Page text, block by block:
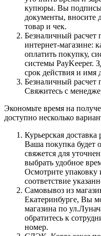
купюры. Вы
документы, вносите
товар и чек.
Безналичный
интернет-магазине:
оплатить покупку,
системы PayKeeper.
срок действия и имя
Безналичный расчет
Свяжитесь с
Экономьте время на
доступно несколько
Курьерская доставка
Ваша покупка будет
свяжется для
выбрать удобное
Осмотрите упаковку
соответствие
Самовывоз из
Екатеринбурге, Вы
магазина по
обратитесь к
номер.